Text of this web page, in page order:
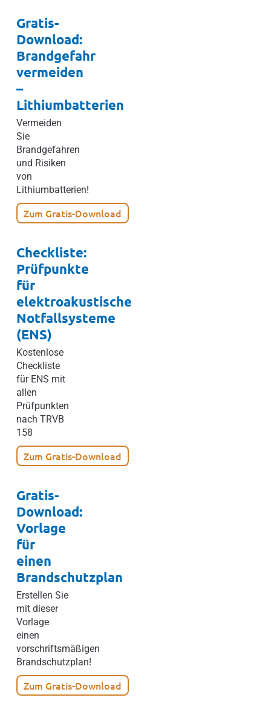
Gratis-
Download:
Brandgefahr
vermeiden
–
Lithiumbatterien
Vermeiden
Sie
Brandgefahren
und Risiken
von
Lithiumbatterien!
Zum Gratis-Download
Checkliste:
Prüfpunkte
für
elektroakustische
Notfallsysteme
(ENS)
Kostenlose
Checkliste
für ENS mit
allen
Prüfpunkten
nach TRVB
158
Zum Gratis-Download
Gratis-
Download:
Vorlage
für
einen
Brandschutzplan
Erstellen Sie
mit dieser
Vorlage
einen
vorschriftsmäßigen
Brandschutzplan!
Zum Gratis-Download